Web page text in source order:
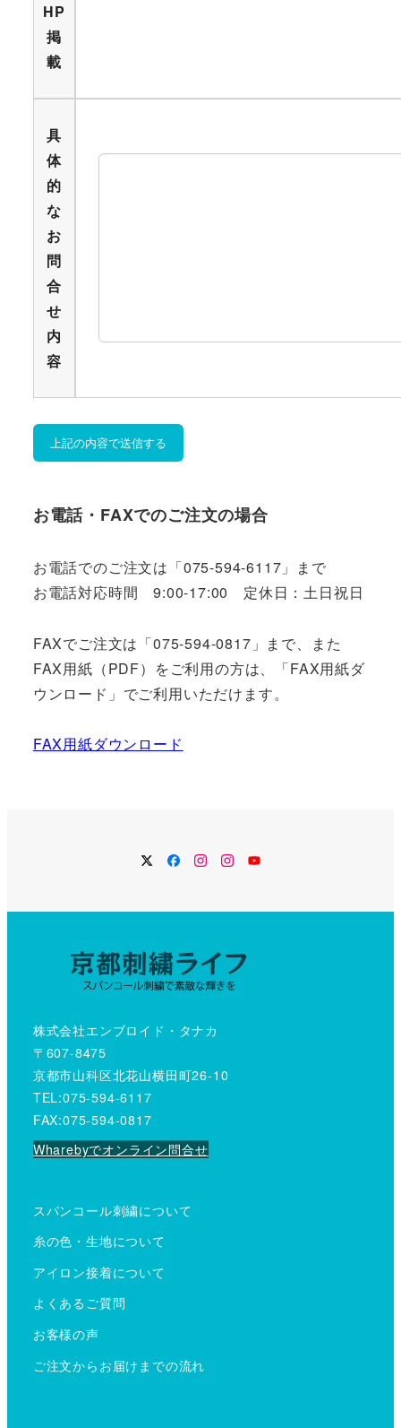
HP
掲
載
具
体
的
な
お
問
合
せ
内
容
お電話・FAXでのご注文の場合
お電話でのご注文は「075-594-6117」まで
お電話対応時間 9:00-17:00 定休日：土日祝日
FAXでご注文は「075-594-0817」まで、また
FAX用紙（PDF）をご利用の方は、「FAX用紙ダ
ウンロード」でご利用いただけます。
FAX用紙ダウンロード
TwitterFacebook
Instagram
Instagram
YouTube
株式会社エンブロイド・タナカ
〒607-8475
京都市山科区北花山横田町26-10
TEL:075-594-6117
FAX:075-594-0817
Wharebyでオンライン問合せ
スパンコール刺繍について
糸の色・生地について
アイロン接着について
よくあるご質問
お客様の声
ご注文からお届けまでの流れ